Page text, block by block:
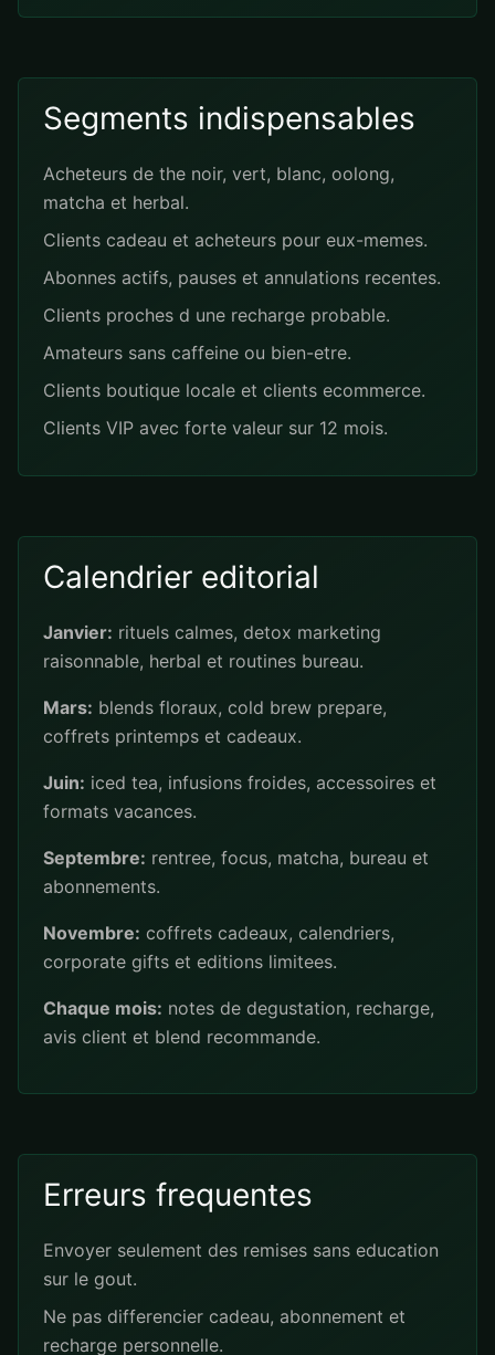
Segments indispensables
Acheteurs de the noir, vert, blanc, oolong,
matcha et herbal.
Clients cadeau et acheteurs pour eux-memes.
Abonnes actifs, pauses et annulations recentes.
Clients proches d une recharge probable.
Amateurs sans caffeine ou bien-etre.
Clients boutique locale et clients ecommerce.
Clients VIP avec forte valeur sur 12 mois.
Calendrier editorial
Janvier: rituels calmes, detox marketing
raisonnable, herbal et routines bureau.
Mars: blends floraux, cold brew prepare,
coffrets printemps et cadeaux.
Juin: iced tea, infusions froides, accessoires et
formats vacances.
Septembre: rentree, focus, matcha, bureau et
abonnements.
Novembre: coffrets cadeaux, calendriers,
corporate gifts et editions limitees.
Chaque mois: notes de degustation, recharge,
avis client et blend recommande.
Erreurs frequentes
Envoyer seulement des remises sans education
sur le gout.
Ne pas differencier cadeau, abonnement et
recharge personnelle.